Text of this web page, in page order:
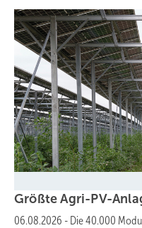
Größte Agri-PV-
06.08.2026 - Die 40.000